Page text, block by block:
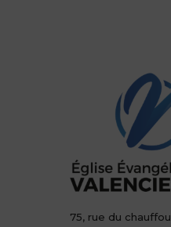
75, rue du